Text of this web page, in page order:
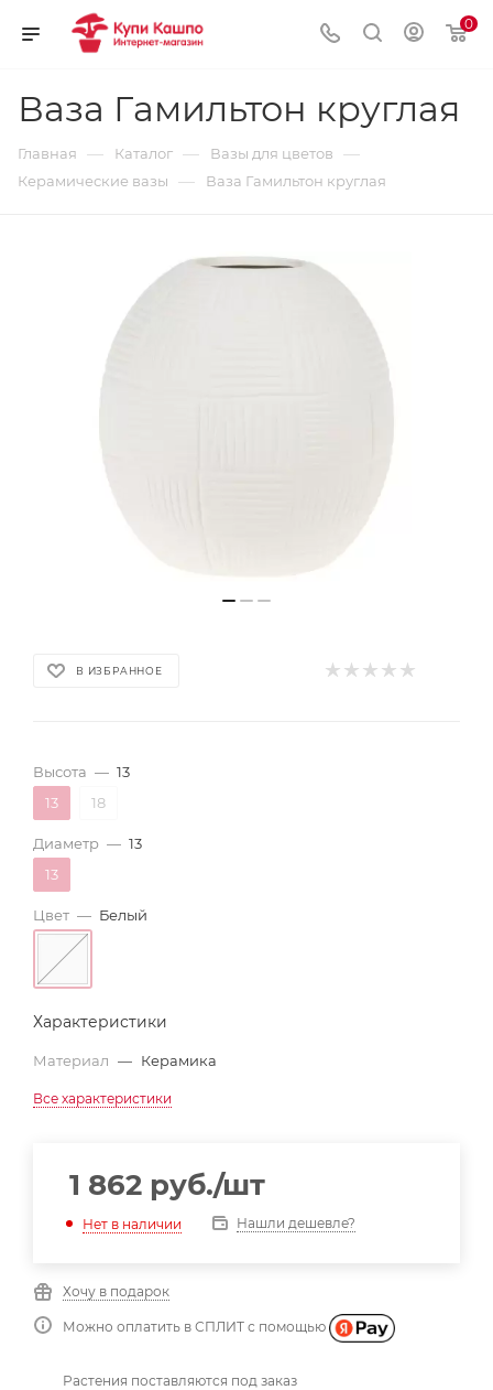
0
Ваза Гамильтон круглая
Главная — Каталог — Вазы для цветов —
Керамические вазы — Ваза Гамильтон круглая
В ИЗБРАННОЕ
Высота — 13
13
18
Диаметр — 13
13
Цвет — Белый
Характеристики
Материал — Керамика
Все характеристики
1 862 руб./шт
Нет в наличии Нашли дешевле?
Хочу в подарок
Можно оплатить в СПЛИТ с помощью
Растения поставляются под заказ